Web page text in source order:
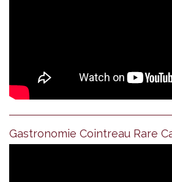
Gastronomie Cointreau Rare